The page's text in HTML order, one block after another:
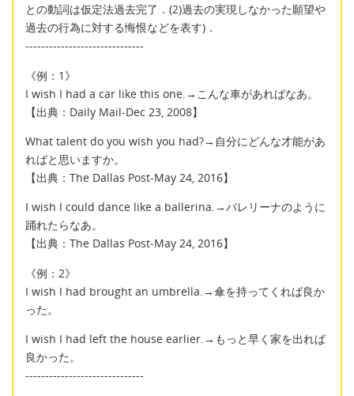
との動詞は仮定法過去完了．(2)過去の実現しなかった願望や
過去の行為に対する悔恨などを表す)．
------------------------------
《例：1》
I wish I had a car like this one.→こんな車があればなあ。
【出典：Daily Mail-Dec 23, 2008】
What talent do you wish you had?→自分にどんな才能があ
ればと思いますか。
【出典：The Dallas Post-May 24, 2016】
I wish I could dance like a ballerina.→バレリーナのように
踊れたらなあ。
【出典：The Dallas Post-May 24, 2016】
《例：2》
I wish I had brought an umbrella.→傘を持ってくれば良か
った。
I wish I had left the house earlier.→もっと早く家を出れば
良かった。
------------------------------